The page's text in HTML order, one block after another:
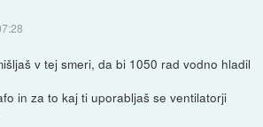
v tej smeri, da bi 1050 rad vodno hladil
in za to kaj ti uporabljaš se ventilatorji